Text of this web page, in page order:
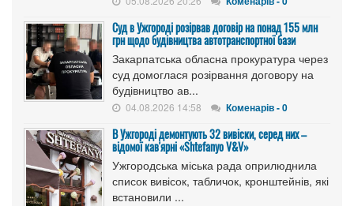
Cуд в Ужгороді розірвав договір на понад 155 млн
грн щодо будівництва автотранспортної бази
Закарпатська обласна прокуратура через
суд домоглася розірвання договору на
будівництво ав...
04.08.2026 14:58 Коменарів - 0
В Ужгороді демонтують 32 вивіски, серед них –
відомої кав'ярні «Shtefanyo V&V»
Ужгородська міська рада оприлюднила
список вивісок, табличок, кронштейнів, які
встановили ...